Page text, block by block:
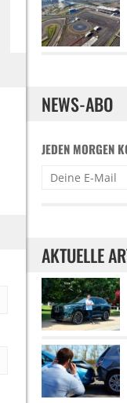
NEWS-ABO
JEDEN MORGEN
AKTUELLE